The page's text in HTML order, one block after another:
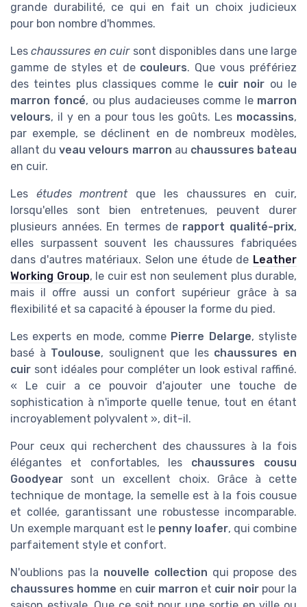
grande durabilité, ce qui en fait un choix judicieux
pour bon nombre d'hommes.
Leschaussures en cuirsont disponibles dans une large
gamme de styles et de couleurs. Que vous préfériez
des teintes plus classiques comme le cuir noir ou le
marron foncé, ou plus audacieuses comme le marron
velours, il y en a pour tous les goûts. Les mocassins,
par exemple, se déclinent en de nombreux modèles,
allant duveau velours marron au chaussures bateau
en cuir.
Les études montrentque les chaussures en cuir,
lorsqu'elles sont bien entretenues, peuvent durer
plusieurs années. En termes de rapport qualité-prix,
elles surpassent souvent les chaussures fabriquées
dans d'autres matériaux. Selon une étude de Leather
Working Group, le cuir est non seulement plus durable,
mais il offre aussi un confort supérieur grâce à sa
flexibilité et sa capacité à épouser la forme du pied.
Les experts en mode, comme Pierre Delarge, styliste
basé à Toulouse, soulignent que les chaussures en
cuir sont idéales pour compléter un look estival raffiné.
« Le cuir a ce pouvoir d'ajouter une touche de
sophistication à n'importe quelle tenue, tout en étant
incroyablement polyvalent », dit-il.
Pour ceux qui recherchent des chaussures à la fois
élégantes et confortables, les chaussures cousu
Goodyear sont un excellent choix. Grâce à cette
technique de montage, la semelle est à la fois cousue
et collée, garantissant une robustesse incomparable.
Un exemple marquant est le penny loafer, qui combine
parfaitement style et confort.
N'oublions pas la nouvelle collection qui propose des
chaussures homme en cuir marron et cuir noir pour la